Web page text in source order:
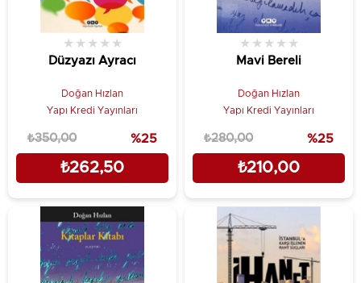
Düzyazı Ayracı
★ ★ ★ ★ ★
Doğan Hızlan
Yapı Kredi Yayınları
₺262,50
₺350,00 %25
Mavi Bereli
★ ★ ★ ★ ★
Doğan Hızlan
Yapı Kredi Yayınları
₺210,00
₺280,00 %25